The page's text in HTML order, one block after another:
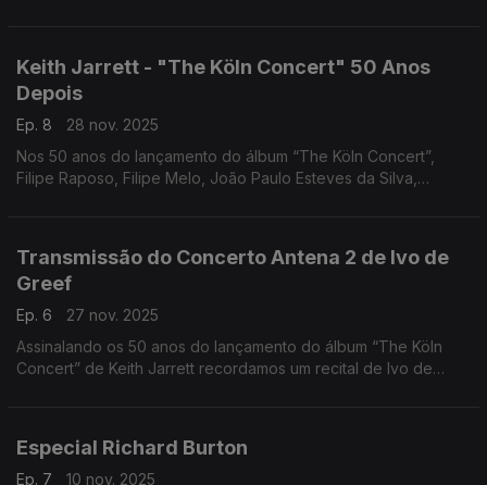
Keith Jarrett - "The Köln Concert" 50 Anos
Depois
Ep. 8
28 nov. 2025
Nos 50 anos do lançamento do álbum “The Köln Concert”,
Filipe Raposo, Filipe Melo, João Paulo Esteves da Silva,
Transmissão do Concerto Antena 2 de Ivo de
Greef
Ep. 6
27 nov. 2025
Assinalando os 50 anos do lançamento do álbum “The Köln
Concert” de Keith Jarrett recordamos um recital de Ivo de
Especial Richard Burton
Ep. 7 10 nov. 2025